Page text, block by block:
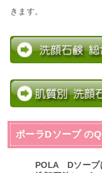
きます。
ポーラDソープ の
POLA Dソープ